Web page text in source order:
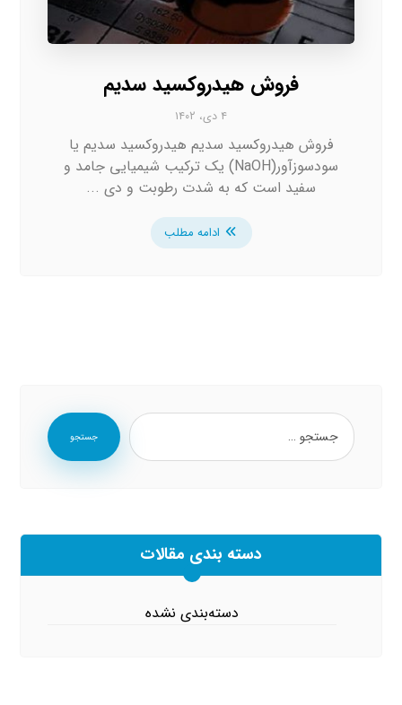
فروش هیدروکسید سدیم
۴ دی، ۱۴۰۲
فروش هیدروکسید سدیم هیدروکسید سدیم یا
سودسوزآور(NaOH) یک ترکیب شیمیایی جامد و
سفید است که به شدت رطوبت و دی ...
ادامه مطلب
جستجو
دسته بندی مقالات
دسته‌بندی نشده